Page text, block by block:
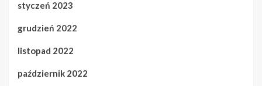
styczeń 2023
grudzień 2022
listopad 2022
październik 2022